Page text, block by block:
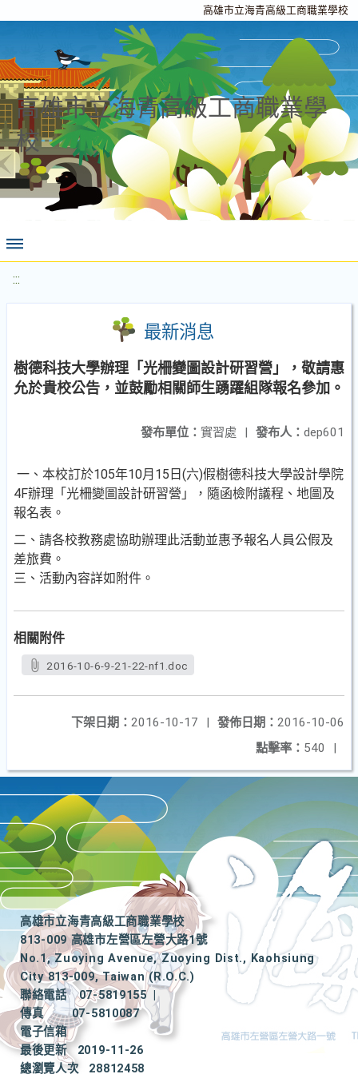
高雄市立海青高級工商職業學校
高雄市立海青高級工商職業學
校
:::
最新消息
樹德科技大學辦理「光柵變圖設計研習營」，敬請惠
允於貴校公告，並鼓勵相關師生踴躍組隊報名參加。
發布人： dep601
發布單位： 實習處 |
一、本校訂於105年10月15日(六)假樹德科技大學設計學院
4F辦理「光柵變圖設計研習營」，隨函檢附議程、地圖及
報名表。
二、請各校教務處協助辦理此活動並惠予報名人員公假及
差旅費。
三、活動內容詳如附件。
相關附件
2016-10-6-9-21-22-nf1.doc
發佈日期： 2016-10-06
下架日期： 2016-10-17
|
點擊率： 540 |
高雄市立海青高級工商職業學校
813-009 高雄市左營區左營大路1號
No.1, Zuoying Avenue, Zuoying Dist., Kaohsiung
City 813-009, Taiwan (R.O.C.)
聯絡電話
07-5819155
|
傳真
07-5810087
電子信箱
最後更新
2019-11-26
總瀏覽人次
28812458